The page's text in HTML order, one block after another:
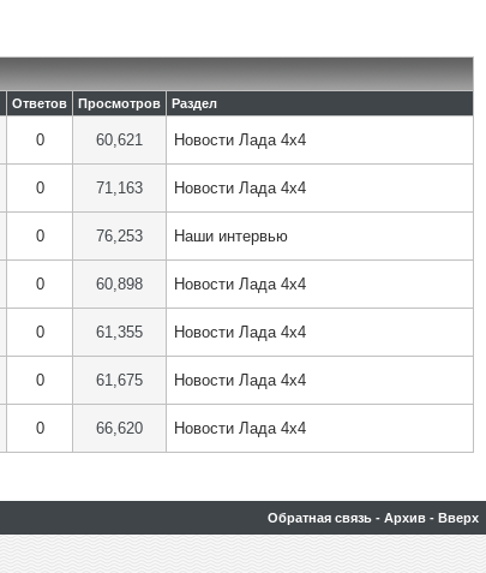
Ответов Просмотров Раздел
0 60,621 Новости Лада 4х4
0 71,163 Новости Лада 4х4
0 76,253 Наши интервью
0 60,898 Новости Лада 4х4
0 61,355 Новости Лада 4х4
0 61,675 Новости Лада 4х4
0 66,620 Новости Лада 4х4
Обратная связь - Архив - Вверх